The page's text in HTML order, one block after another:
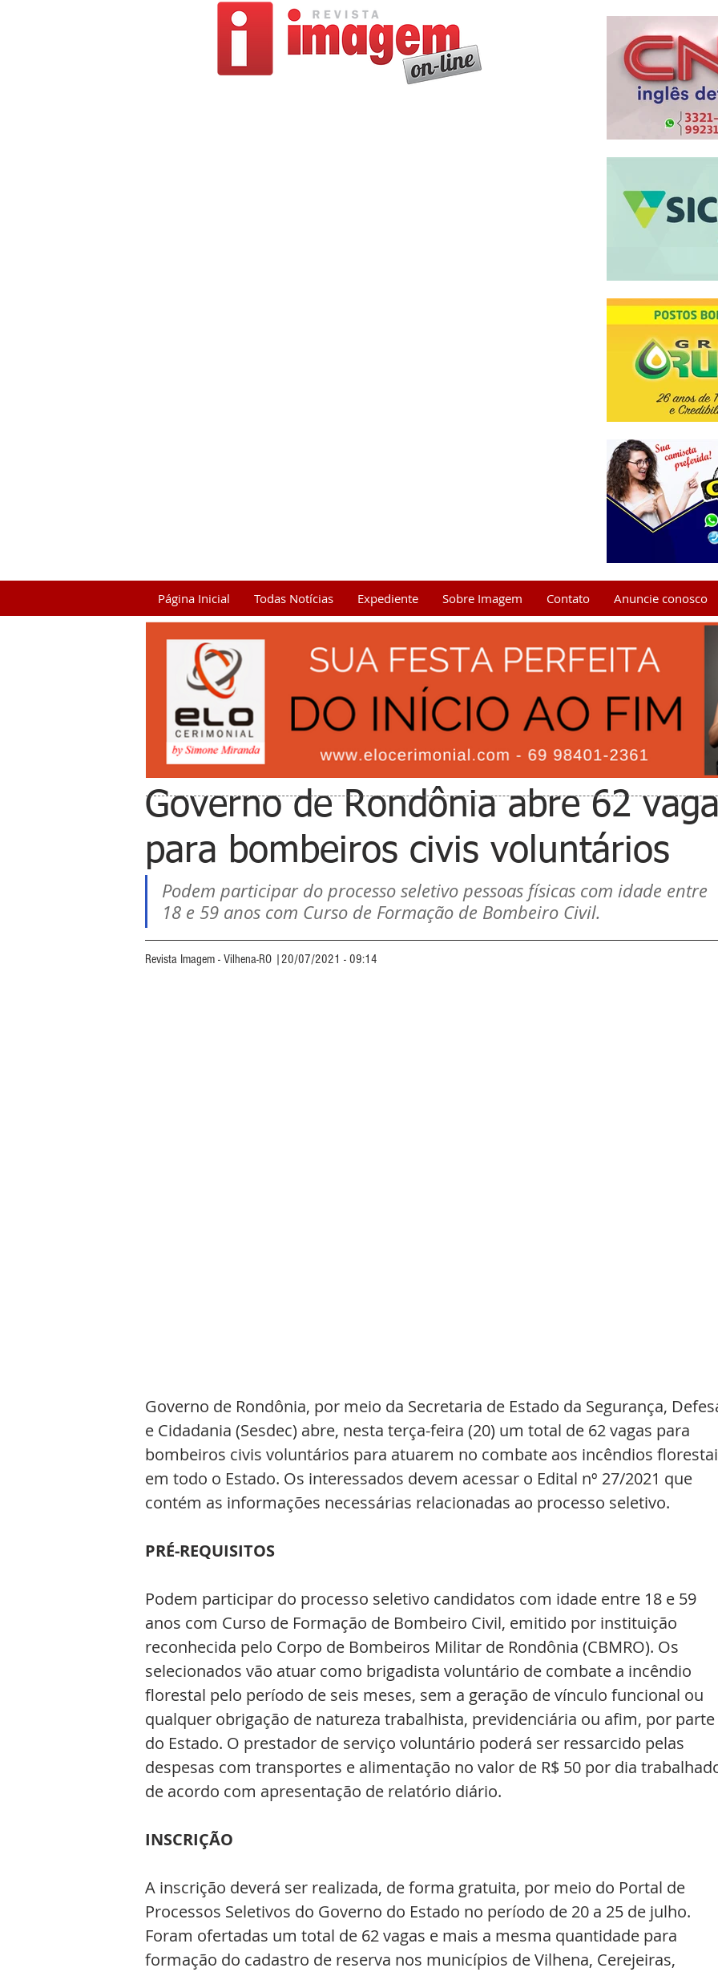
Página Inicial Todas Notícias Expediente Sobre Imagem Contato Anuncie conosco
Governo de Rondônia abre 62
para bombeiros civis voluntários
Podem participar do processo seletivo pessoas físicas com idade entre
18 e 59 anos com Curso de Formação de Bombeiro Civil.
Revista Imagem - Vilhena-RO |20/07/2021 - 09:14
Governo de Rondônia, por meio da Secretaria de Estado da Segurança,
e Cidadania (Sesdec) abre, nesta terça-feira (20) um total de 62 vagas para
bombeiros civis voluntários para atuarem no combate aos incêndios
em todo o Estado. Os interessados devem acessar o Edital nº 27/2021 que
contém as informações necessárias relacionadas ao processo seletivo.
PRÉ-REQUISITOS
Podem participar do processo seletivo candidatos com idade entre 18 e 59
anos com Curso de Formação de Bombeiro Civil, emitido por instituição
reconhecida pelo Corpo de Bombeiros Militar de Rondônia (CBMRO). Os
selecionados vão atuar como brigadista voluntário de combate a incêndio
florestal pelo período de seis meses, sem a geração de vínculo funcional ou
qualquer obrigação de natureza trabalhista, previdenciária ou afim, por parte
do Estado. O prestador de serviço voluntário poderá ser ressarcido pelas
despesas com transportes e alimentação no valor de R$ 50 por dia
de acordo com apresentação de relatório diário.
INSCRIÇÃO
A inscrição deverá ser realizada, de forma gratuita, por meio do Portal de
Processos Seletivos do Governo do Estado no período de 20 a 25 de julho.
Foram ofertadas um total de 62 vagas e mais a mesma quantidade para
formação do cadastro de reserva nos municípios de Vilhena, Cerejeiras,